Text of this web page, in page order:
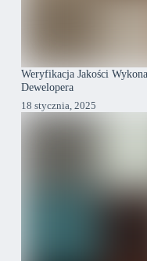
Weryfikacja Jakości
Dewelopera
18 stycznia, 2025